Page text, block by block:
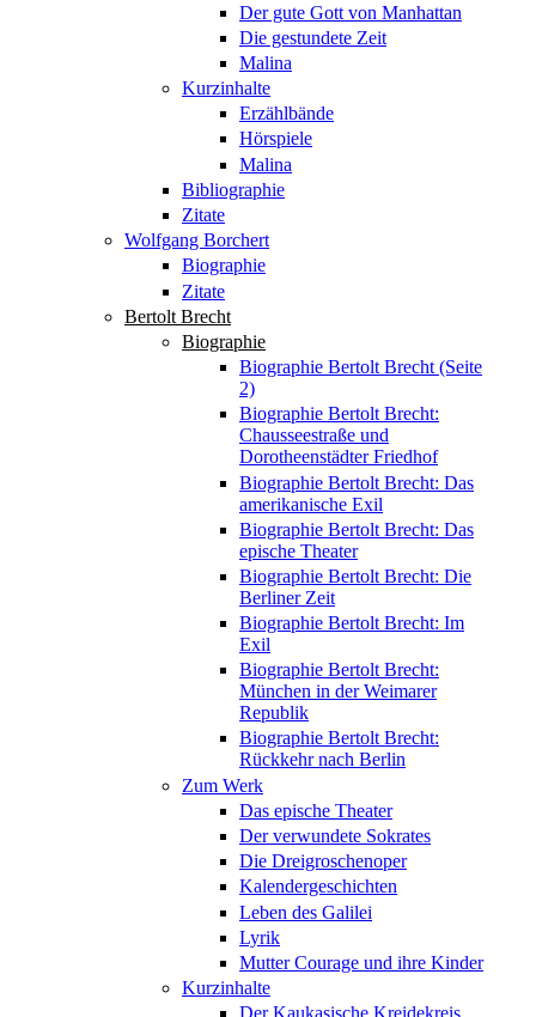
Der gute Gott von Manhattan
Die gestundete Zeit
Malina
Kurzinhalte
Erzählbände
Hörspiele
Malina
Bibliographie
Zitate
Wolfgang Borchert
Biographie
Zitate
Bertolt Brecht
Biographie
Biographie Bertolt Brecht (Seite
2)
Biographie Bertolt Brecht:
Chausseestraße und
Dorotheenstädter Friedhof
Biographie Bertolt Brecht: Das
amerikanische Exil
Biographie Bertolt Brecht: Das
epische Theater
Biographie Bertolt Brecht: Die
Berliner Zeit
Biographie Bertolt Brecht: Im
Exil
Biographie Bertolt Brecht:
München in der Weimarer
Republik
Biographie Bertolt Brecht:
Rückkehr nach Berlin
Zum Werk
Das epische Theater
Der verwundete Sokrates
Die Dreigroschenoper
Kalendergeschichten
Leben des Galilei
Lyrik
Mutter Courage und ihre Kinder
Kurzinhalte